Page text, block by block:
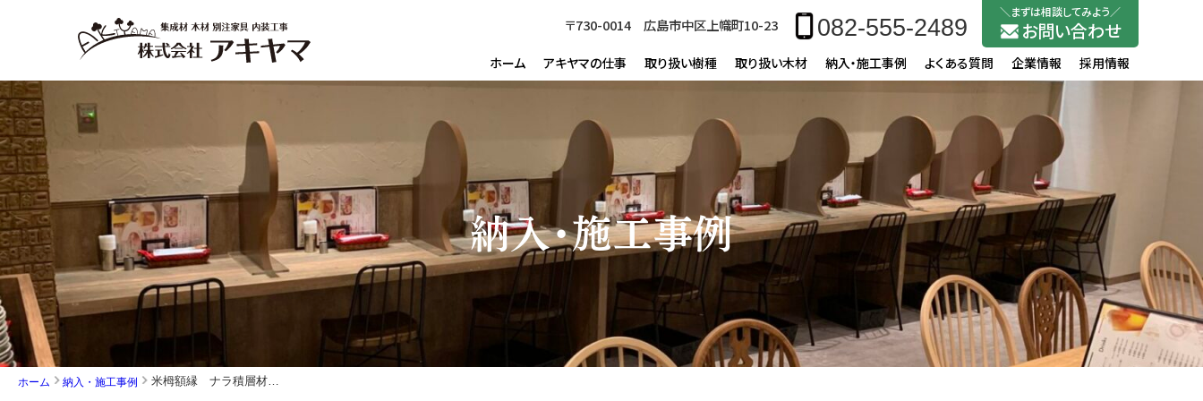
〒730-0014 広島市中区上幟町10-23 082-555-2489 お問い合わせ
ホーム アキヤマの仕事 取り扱い樹種 取り扱い木材 納入・施工事例 よくある質問 企業情報 採用情報
納入・施工事例
ホーム 納入・施工事例 米栂額縁 ナラ積層材 C・BOX他